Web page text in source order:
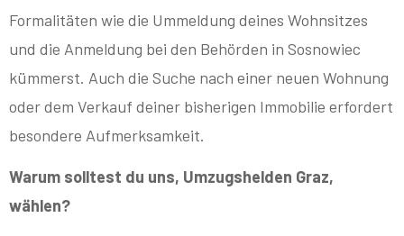
Formalitäten wie die Ummeldung deines Wohnsitzes
und die Anmeldung bei den Behörden in Sosnowiec
kümmerst. Auch die Suche nach einer neuen Wohnung
oder dem Verkauf deiner bisherigen Immobilie erfordert
besondere Aufmerksamkeit.
Warum solltest du uns, Umzugshelden Graz,
wählen?